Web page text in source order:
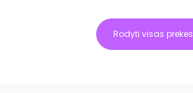
Rodyti visas prekes